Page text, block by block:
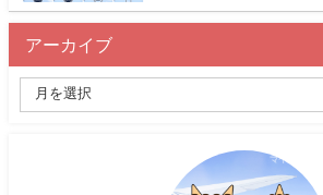
アーカイブ